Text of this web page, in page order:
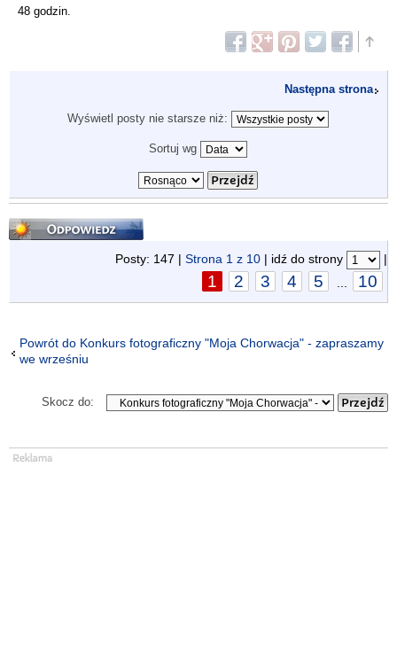
48 godzin.
Następna strona
Wyświetl posty nie starsze niż:
Sortuj wg
Odpowiedz
Posty: 147 | Strona 1 z 10 | idź do strony |
1 2 3 4 5 10
Powrót do Konkurs fotograficzny "Moja Chorwacja" - zapraszamy
we wrześniu
Skocz do: